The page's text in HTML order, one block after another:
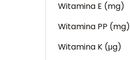
Witamina E (mg)
Witamina PP (mg)
Witamina K (μg)